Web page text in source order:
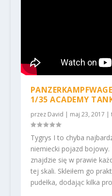
1/35 ACADEMY
przez David | maj 23, 2017 |
Tygrys I to chyba
niemiecki pojazd
znajdzie się w prawie
tej skali. Skleiłem go
pudełka, dodając kilka